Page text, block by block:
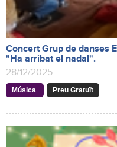
Concert Grup de danses
"Ha arribat el nadal".
28/12/2025
Música Preu Gratuït